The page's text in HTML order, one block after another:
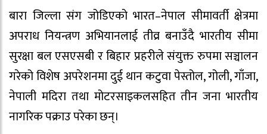
बारा जिल्ला संग जोडिएको भारत–नेपाल सीमावर्ती क्षेत्रमा
अपराध नियन्त्रण अभियानलाई तीव्र बनाउँदै भारतीय सीमा
सुरक्षा बल एसएसबी र बिहार प्रहरीले संयुक्त रुपमा सञ्चालन
गरेको विशेष अपरेशनमा दुई थान कटुवा पेस्तोल, गोली, गाँजा,
नेपाली मदिरा तथा मोटरसाइकलसहित तीन जना भारतीय
नागरिक पक्राउ परेका छन्।